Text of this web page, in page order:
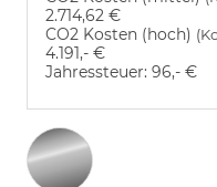
2.714,62 €
CO2 Kosten (hoch)
4.191,- €
Jahressteuer: 96,- €